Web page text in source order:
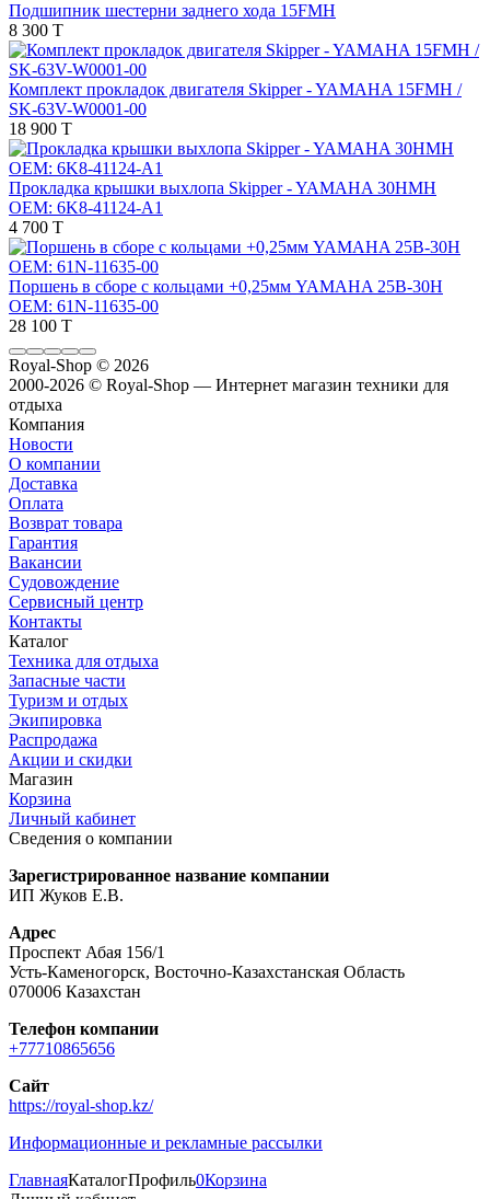
Подшипник шестерни заднего хода 15FMH
8 300 T
Комплект прокладок двигателя Skipper - YAMAHA 15FMH /
SK-63V-W0001-00
18 900 T
Прокладка крышки выхлопа Skipper - YAMAHA 30HMH
OEM: 6K8-41124-A1
4 700 T
Поршень в сборе с кольцами +0,25мм YAMAHA 25B-30H
OEM: 61N-11635-00
28 100 T
Royal-Shop © 2026
2000-2026 © Royal-Shop — Интернет магазин техники для
отдыха
Компания
Новости
О компании
Доставка
Оплата
Возврат товара
Гарантия
Вакансии
Судовождение
Сервисный центр
Контакты
Каталог
Техника для отдыха
Запасные части
Туризм и отдых
Экипировка
Распродажа
Акции и скидки
Магазин
Корзина
Личный кабинет
Сведения о компании
Зарегистрированное название компании
ИП Жуков Е.В.
Адрес
Проспект Абая 156/1
Усть-Каменогорск, Восточно-Казахстанская Область
070006 Казахстан
Телефон компании
+77710865656
Сайт
https://royal-shop.kz/
Информационные и рекламные рассылки
ГлавнаяКаталогПрофиль0Корзина